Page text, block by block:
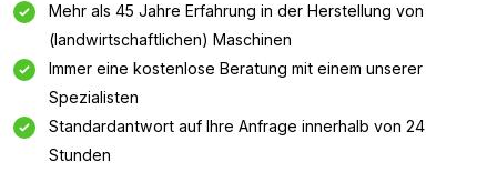
Mehr als 45 Jahre Erfahrung in der Herstellung von
(landwirtschaftlichen) Maschinen
Immer eine kostenlose Beratung mit einem unserer
Spezialisten
Standardantwort auf Ihre Anfrage innerhalb von 24
Stunden